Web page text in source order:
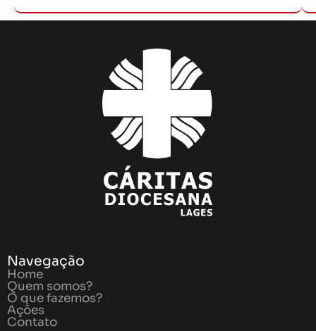
Navegação
Home
Quem somos?
O que fazemos?
Ações
Contato